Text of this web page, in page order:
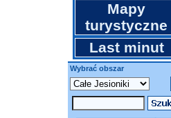
Mapy
turystyczne
Last minut
Wybrać obszar